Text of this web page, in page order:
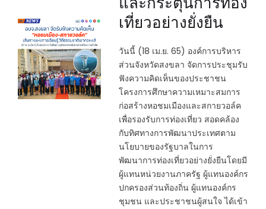
เที่ยวอย่างยั่งยืน
วันนี้ (18 เม.ย. 65) องค์การบริหาร
ส่วนจังหวัดสงขลา จัดการประชุมรับ
ฟังความคิดเห็นของประชาชน
โครงการศึกษาความเหมาะสมการ
ก่อสร้างหอชมเมืองและสกายวอล์ค
เพื่อรองรับการท่องเที่ยว สอดคล้อง
กับทิศทางการพัฒนาประเทศตาม
นโยบายของรัฐบาลในการ
พัฒนาการท่องเที่ยวอย่างยั่งยืนโดยมี
ผู้แทนหน่วยงานภาครัฐ ผู้แทนองค์กร
ปกครองส่วนท้องถิ่น ผู้แทนองค์กร
ชุมชน และประชาชนผู้สนใจ ได้เข้า